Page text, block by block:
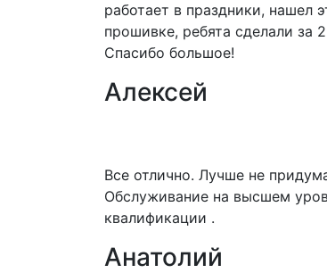
работает в праздники, нашел
прошивке, ребята сделали за
Спасибо большое!
Алексей
Все отлично. Лучше не
Обслуживание на высшем
квалификации .
Анатолий